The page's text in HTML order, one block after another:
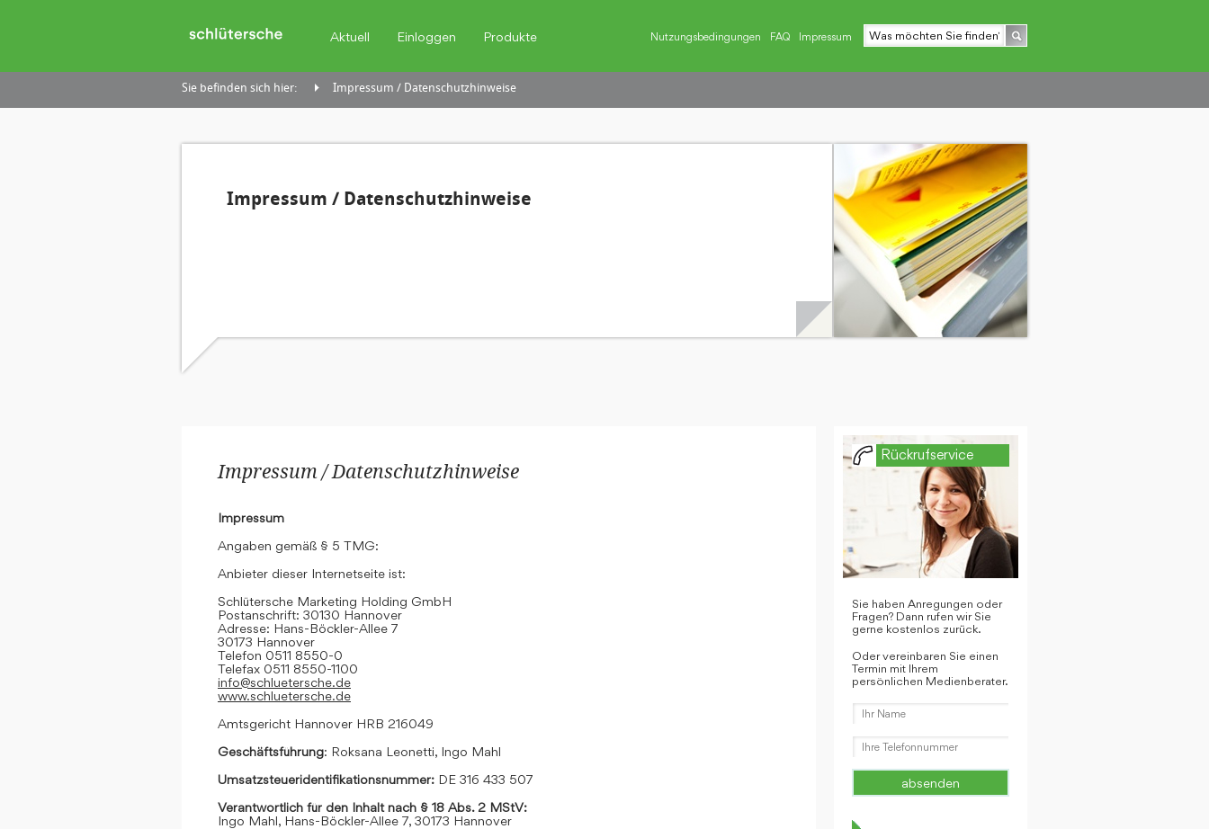
Aktuell Einloggen Produkte Nutzungsbedingungen FAQ Impressum
Sie befinden sich hier: Impressum / Datenschutzhinweise
Impressum / Datenschutzhinweise
Impressum / Datenschutzhinweise
Impressum
Angaben gemäß § 5 TMG:
Anbieter dieser Internetseite ist:
Schlütersche Marketing Holding GmbH
Postanschrift: 30130 Hannover
Adresse: Hans-Böckler-Allee 7
30173 Hannover
Telefon 0511 8550-0
Telefax 0511 8550-1100
info@schluetersche.de
www.schluetersche.de
Amtsgericht Hannover HRB 216049
Geschäftsführung: Roksana Leonetti, Ingo Mahl
Umsatzsteueridentifikationsnummer: DE 316 433 507
Verantwortlich für den Inhalt nach § 18 Abs. 2 MStV:
Ingo Mahl, Hans-Böckler-Allee 7, 30173 Hannover
Rückrufservice
Sie haben Anregungen oder
Fragen? Dann rufen wir Sie
gerne kostenlos zurück.
Oder vereinbaren Sie einen
Termin mit Ihrem
persönlichen Medienberater.